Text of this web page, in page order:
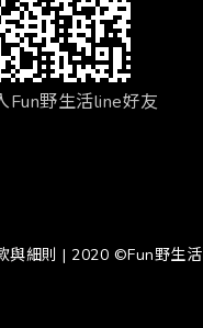
Fun野生活line好友
與細則 | 2020 ©Fun野生活